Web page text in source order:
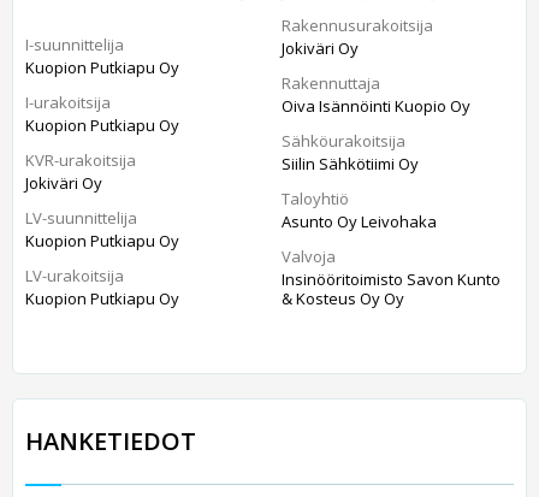
I-suunnittelija
Kuopion Putkiapu Oy
I-urakoitsija
Kuopion Putkiapu Oy
KVR-urakoitsija
Jokiväri Oy
LV-suunnittelija
Kuopion Putkiapu Oy
LV-urakoitsija
Kuopion Putkiapu Oy
Rakennusurakoitsija
Jokiväri Oy
Rakennuttaja
Oiva Isännöinti Kuopio Oy
Sähköurakoitsija
Siilin Sähkötiimi Oy
Taloyhtiö
Asunto Oy Leivohaka
Valvoja
Insinööritoimisto Savon Kunto
& Kosteus Oy Oy
HANKETIEDOT